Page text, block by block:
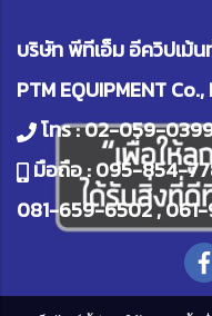
บริษัท พีทีเอ็ม อีควิปเม้
PTM EQUIPMENT
โทร :02-059-
มือถือ :095-854-
081-659-6502,